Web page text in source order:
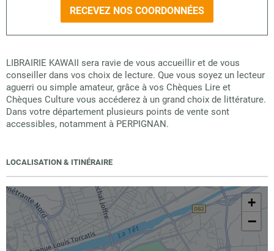
RECEVEZ NOS COORDONNÉES
LIBRAIRIE KAWAII sera ravie de vous accueillir et de vous
conseiller dans vos choix de lecture. Que vous soyez un lecteur
aguerri ou simple amateur, grâce à vos Chèques Lire et
Chèques Culture vous accéderez à un grand choix de littérature.
Dans votre département plusieurs points de vente sont
accessibles, notamment à PERPIGNAN.
LOCALISATION & ITINÉRAIRE
+
−